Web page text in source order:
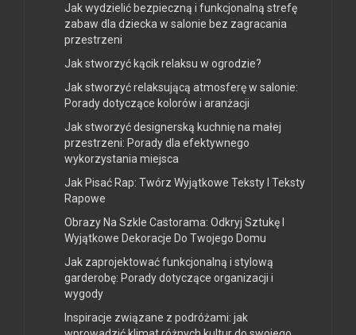
Jak wydzielić bezpieczną i funkcjonalną strefę
zabaw dla dziecka w salonie bez zagracania
przestrzeni
Jak stworzyć kącik relaksu w ogrodzie?
Jak stworzyć relaksującą atmosferę w salonie:
Porady dotyczące kolorów i aranżacji
Jak stworzyć designerską kuchnię na małej
przestrzeni: Porady dla efektywnego
wykorzystania miejsca
Jak Pisać Rap: Twórz Wyjątkowe Teksty I Teksty
Rapowe
Obrazy Na Szkle Castorama: Odkryj Sztukę I
Wyjątkowe Dekoracje Do Twojego Domu
Jak zaprojektować funkcjonalną i stylową
garderobę: Porady dotyczące organizacji i
wygody
Inspiracje związane z podróżami: jak